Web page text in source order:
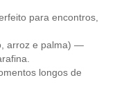
para encontros,
arroz e palma) —
longos de